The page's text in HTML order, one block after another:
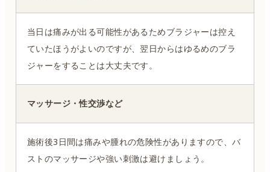
当日は痛みが出る可能性があるためブラジャーは控え
ていたほうがよいのですが、翌日からはゆるめのブラ
ジャーをすることは大丈夫です。
マッサージ・性交渉など
施術後3日間は痛みや腫れの危険性がありますので、バ
ストのマッサージや強い刺激は避けましょう。